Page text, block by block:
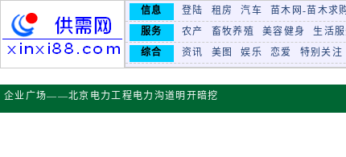
信息 登陆 租房 汽车 苗木网-苗木求
服务
农产 畜牧养殖 美容健身 生活
综合
资讯 美图 娱乐 恋爱 特别关注
企业广场——北京电力工程电力沟道明开暗挖